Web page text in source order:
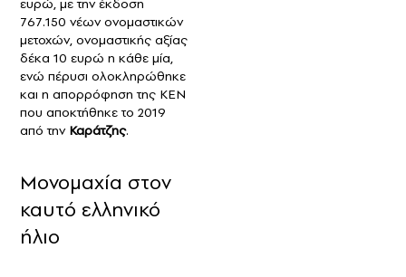
767.150 νέων ονομαστικών
μετοχών, ονομαστικής αξίας
δέκα 10 ευρώ η κάθε μία,
ενώ πέρυσι ολοκληρώθηκε
και η απορρόφηση της ΚΕΝ
που αποκτήθηκε το 2019
από την Καράτζης.
Μονομαχία στον
καυτό ελληνικό
ήλιο